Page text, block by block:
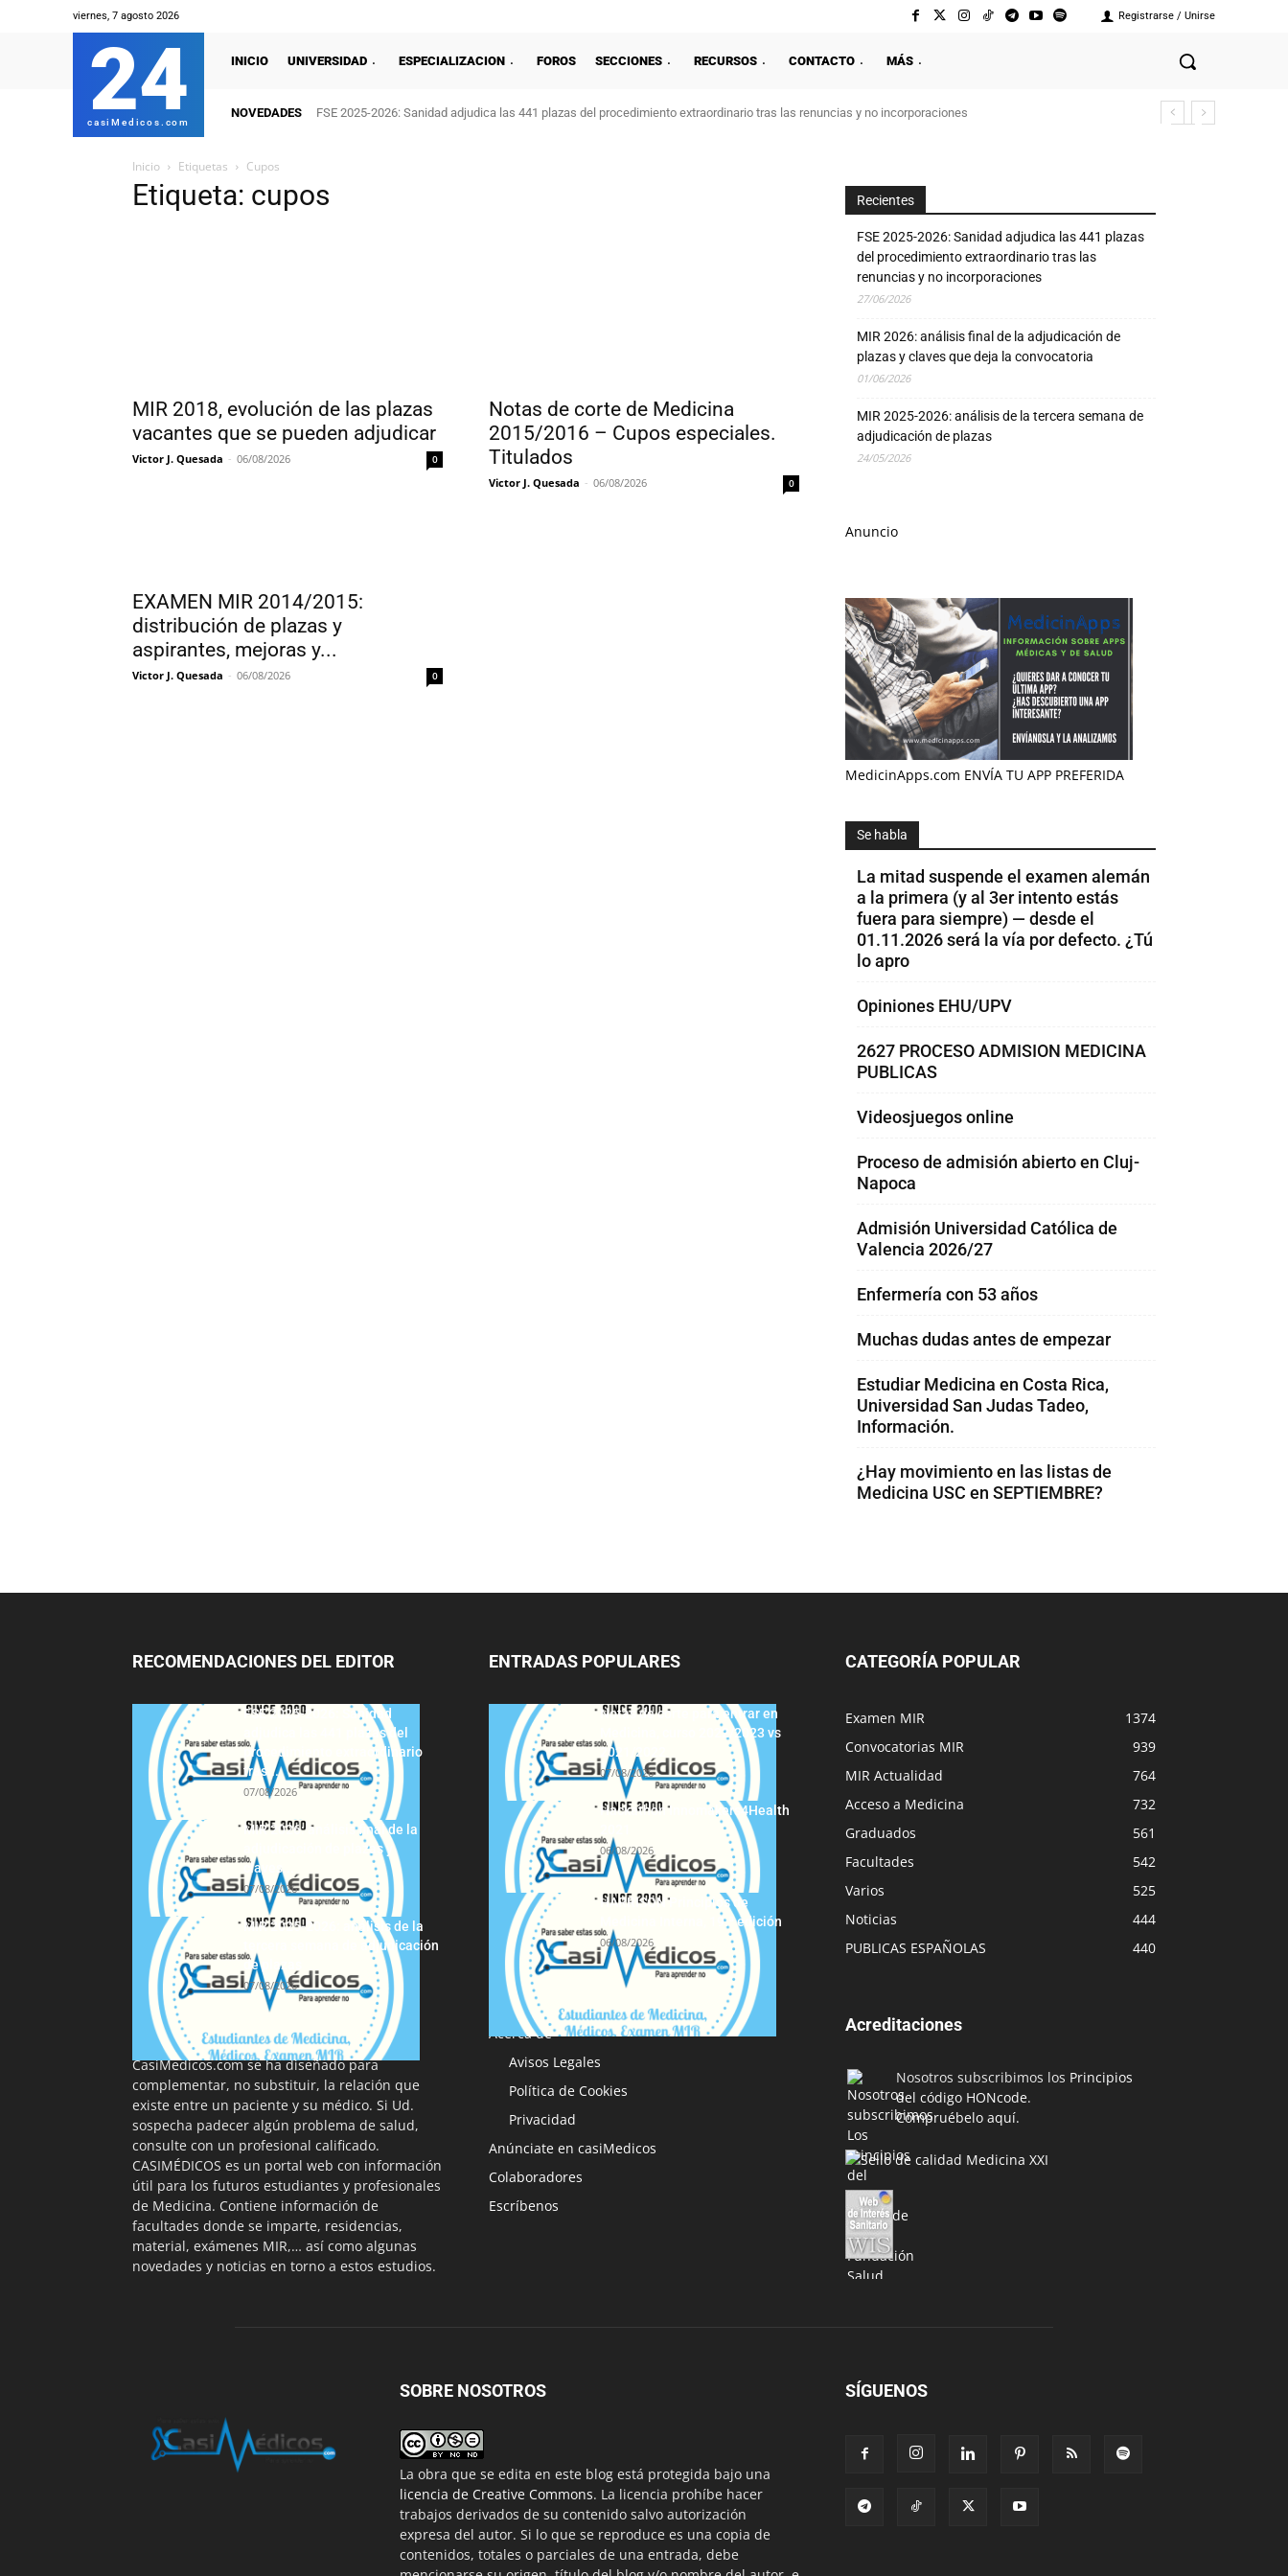
viernes, 7 agosto 2026 Registrarse / Unirse
24
casiMedicos.com
INICIO UNIVERSIDAD ESPECIALIZACION FOROS SECCIONES RECURSOS CONTACTO MÁS
NOVEDADES FSE 2025-2026: Sanidad adjudica las 441 plazas del procedimiento extraordinario tras las renuncias y no incorporaciones
Inicio Etiquetas Cupos
Etiqueta: cupos
MIR 2018, evolución de las plazas
vacantes que se pueden adjudicar
Victor J. Quesada - 06/08/2026 0
Notas de corte de Medicina
2015/2016 – Cupos especiales.
Titulados
Victor J. Quesada - 06/08/2026 0
EXAMEN MIR 2014/2015:
distribución de plazas y
aspirantes, mejoras y...
Victor J. Quesada - 06/08/2026 0
Recientes
FSE 2025-2026: Sanidad adjudica las 441 plazas
del procedimiento extraordinario tras las
renuncias y no incorporaciones
27/06/2026
MIR 2026: análisis final de la adjudicación de
plazas y claves que deja la convocatoria
01/06/2026
MIR 2025-2026: análisis de la tercera semana de
adjudicación de plazas
24/05/2026
Anuncio
MedicinApps.com ENVÍA TU APP PREFERIDA
Se habla
La mitad suspende el examen alemán
a la primera (y al 3er intento estás
fuera para siempre) — desde el
01.11.2026 será la vía por defecto. ¿Tú
lo apro
Opiniones EHU/UPV
2627 PROCESO ADMISION MEDICINA
PUBLICAS
Videosjuegos online
Proceso de admisión abierto en Cluj-
Napoca
Admisión Universidad Católica de
Valencia 2026/27
Enfermería con 53 años
Muchas dudas antes de empezar
Estudiar Medicina en Costa Rica,
Universidad San Judas Tadeo,
Información.
¿Hay movimiento en las listas de
Medicina USC en SEPTIEMBRE?
RECOMENDACIONES DEL EDITOR
FSE 2025-2026: Sanidad
adjudica las 441 plazas del
procedimiento extraordinario
tras...
07/08/2026
MIR 2026: análisis final de la
adjudicación de plazas y
claves...
07/08/2026
MIR 2025-2026: análisis de la
tercera semana de adjudicación
de plazas
07/08/2026
La información proporcionada en
CasiMedicos.com se ha diseñado para
complementar, no substituir, la relación que
existe entre un paciente y su médico. Si Ud.
sospecha padecer algún problema de salud,
consulte con un profesional calificado.
CASIMÉDICOS es un portal web con información
útil para los futuros estudiantes y profesionales
de Medicina. Contiene información de
facultades donde se imparte, residencias,
material, exámenes MIR,… así como algunas
novedades y noticias en torno a estos estudios.
ENTRADAS POPULARES
Notas de corte para entrar en
Medicina, curso 2022/2023 vs
2021/2022
07/08/2026
Hackathon Innomakers4Health
06/08/2026
HARRISON Principios de
Medicina Interna, 19.ª edición
06/08/2026
Acerca de
Avisos Legales
Política de Cookies
Privacidad
Anúnciate en casiMedicos
Colaboradores
Escríbenos
CATEGORÍA POPULAR
Examen MIR
1374
Convocatorias MIR
939
MIR Actualidad
764
Acceso a Medicina
732
Graduados
561
Facultades
542
Varios
525
Noticias
444
PUBLICAS ESPAÑOLAS
440
Acreditaciones
Nosotros subscribimos los Principios
del código HONcode.
Compruébelo aquí.
SOBRE NOSOTROS
La obra que se edita en este blog está protegida bajo una
licencia de Creative Commons. La licencia prohíbe hacer
trabajos derivados de su contenido salvo autorización
expresa del autor. Si lo que se reproduce es una copia de
contenidos, totales o parciales de una entrada, debe
SÍGUENOS